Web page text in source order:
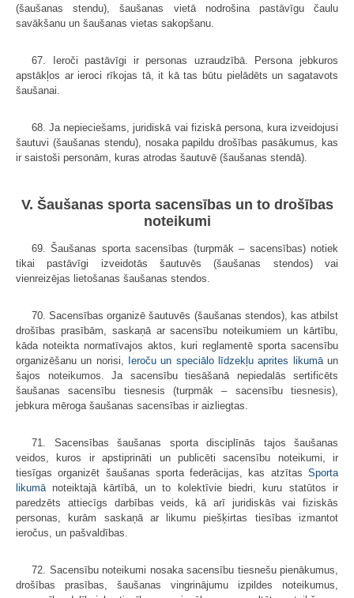
(šaušanas stendu), šaušanas vietā nodrošina pastāvīgu čaulu
savākšanu un šaušanas vietas sakopšanu.
67. Ieroči pastāvīgi ir personas uzraudzībā. Persona jebkuros
apstākļos ar ieroci rīkojas tā, it kā tas būtu pielādēts un sagatavots
šaušanai.
68. Ja nepieciešams, juridiskā vai fiziskā persona, kura izveidojusi
šautuvi (šaušanas stendu), nosaka papildu drošības pasākumus, kas
ir saistoši personām, kuras atrodas šautuvē (šaušanas stendā).
V. Šaušanas sporta sacensības un to drošības
noteikumi
69. Šaušanas sporta sacensības (turpmāk – sacensības) notiek
tikai pastāvīgi izveidotās šautuvēs (šaušanas stendos) vai
vienreizējas lietošanas šaušanas stendos.
70. Sacensības organizē šautuvēs (šaušanas stendos), kas atbilst
drošības prasībām, saskaņā ar sacensību noteikumiem un kārtību,
kāda noteikta normatīvajos aktos, kuri reglamentē sporta sacensību
organizēšanu un norisi,
Ieroču un speciālo līdzekļu aprites likumāun
šajos noteikumos. Ja sacensību tiesāšanā nepiedalās sertificēts
šaušanas sacensību tiesnesis (turpmāk – sacensību tiesnesis),
jebkura mēroga šaušanas sacensības ir aizliegtas.
71. Sacensības šaušanas sporta disciplīnās tajos šaušanas
veidos, kuros ir apstiprināti un publicēti sacensību noteikumi, ir
tiesīgas organizēt šaušanas sporta federācijas, kas atzītas Sporta
likumānoteiktajā kārtībā, un to kolektīvie biedri, kuru statūtos ir
paredzēts attiecīgs darbības veids, kā arī juridiskās vai fiziskās
personas, kurām saskaņā ar likumu piešķirtas tiesības izmantot
ieročus, un pašvaldības.
72. Sacensību noteikumi nosaka sacensību tiesnešu pienākumus,
drošības prasības, šaušanas vingrinājumu izpildes noteikumus,